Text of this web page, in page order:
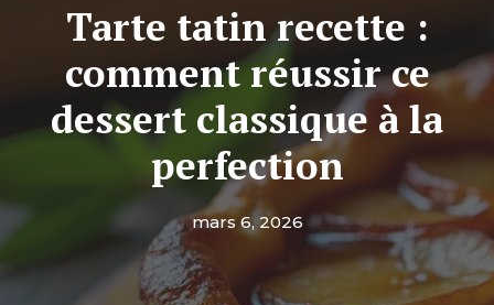
Tarte tatin recette :
comment réussir ce
dessert classique à la
perfection
mars 6, 2026